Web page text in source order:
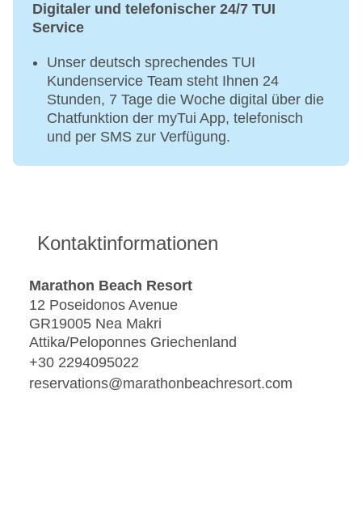
Digitaler und telefonischer 24/7 TUI
Service
Unser deutsch sprechendes TUI
Kundenservice Team steht Ihnen 24
Stunden, 7 Tage die Woche digital über die
Chatfunktion der myTui App, telefonisch
und per SMS zur Verfügung.
Kontaktinformationen
Marathon Beach Resort
12 Poseidonos Avenue
GR19005 Nea Makri
Attika/Peloponnes Griechenland
+30 2294095022
reservations@marathonbeachresort.com